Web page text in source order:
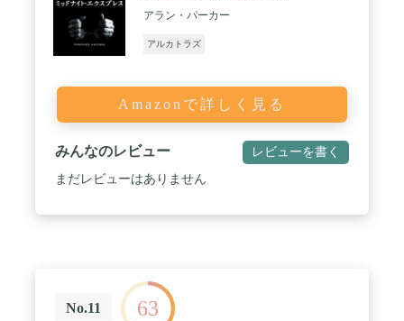
アラン・パーカー
アルカトラズ
Amazonで詳しく見る
みんなのレビュー レビューを書く
まだレビューはありません
No.11 63